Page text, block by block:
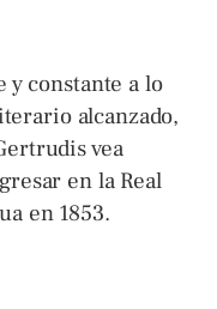
y constante a lo
alcanzado,
vea
en la Real
en 1853.